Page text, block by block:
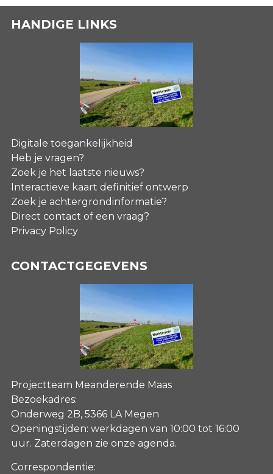
HANDIGE LINKS
Digitale toegankelijkheid
Heb je vragen?
Zoek je het laatste nieuws?
Interactieve kaart definitief ontwerp
Zoek je achtergrondinformatie?
Direct contact of een vraag?
Privacy Policy
CONTACTGEGEVENS
Projectteam Meanderende Maas
Bezoekadres:
Onderweg 2B, 5366 LA Megen
Openingstijden: werkdagen van 10:00 tot 16:00
uur. Zaterdagen zie onze agenda.
Correspondentie: